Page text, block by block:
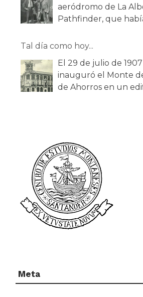
Tal día como hoy...
inauguró el Monte de
de Ahorros en un
Meta